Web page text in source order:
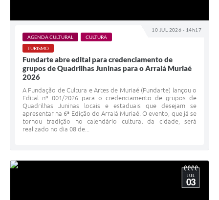
10 JUL 2026 - 14h17
AGENDA CULTURAL
CULTURA
TURISMO
Fundarte abre edital para credenciamento de
grupos de Quadrilhas Juninas para o Arraiá Muriaé
2026
A Fundação de Cultura e Artes de Muriaé (Fundarte) lançou o
Edital nº 001/2026 para o credenciamento de grupos de
Quadrilhas Juninas locais e estaduais que desejam se
apresentar na 6ª Edição do Arraiá Muriaé. O evento, que já se
tornou tradição no calendário cultural da cidade, será
realizado no dia 08 de...
JUL
03